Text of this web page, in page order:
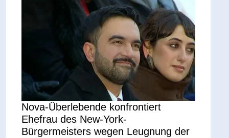
Nova-Überlebende konfrontiert
Ehefrau des New-York-
Bürgermeisters wegen Leugnung der